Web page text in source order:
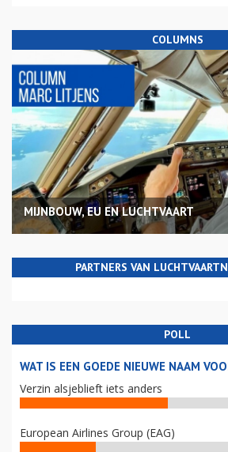
COLUMNS
MIJNBOUW, EU EN LUCHTVAART
PARTNERS VAN
POLL
WAT IS EEN GOEDE NIEUWE NAAM
Verzin alsjeblieft iets anders
European Airlines Group (EAG)